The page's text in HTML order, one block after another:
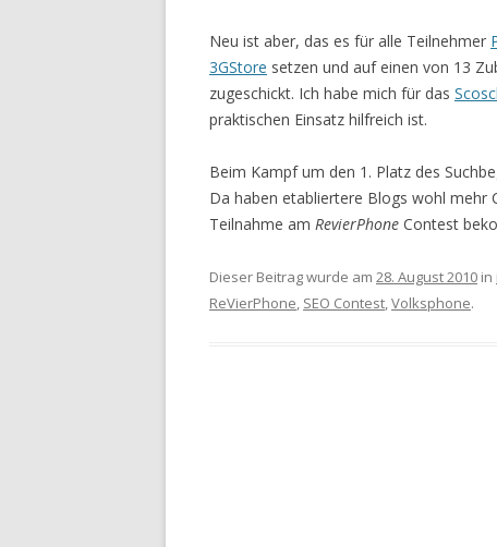
Neu ist aber, das es für alle Teilnehmer
3GStore setzen und auf einen von 13
zugeschickt. Ich habe mich für das
praktischen Einsatz hilfreich ist.
Beim Kampf um den 1. Platz des
Da haben etabliertere Blogs wohl mehr
Teilnahme am RevierPhone Contest
Dieser Beitrag wurde am 28. August 2010 in
ReVierPhone, SEO Contest,Volksphone.